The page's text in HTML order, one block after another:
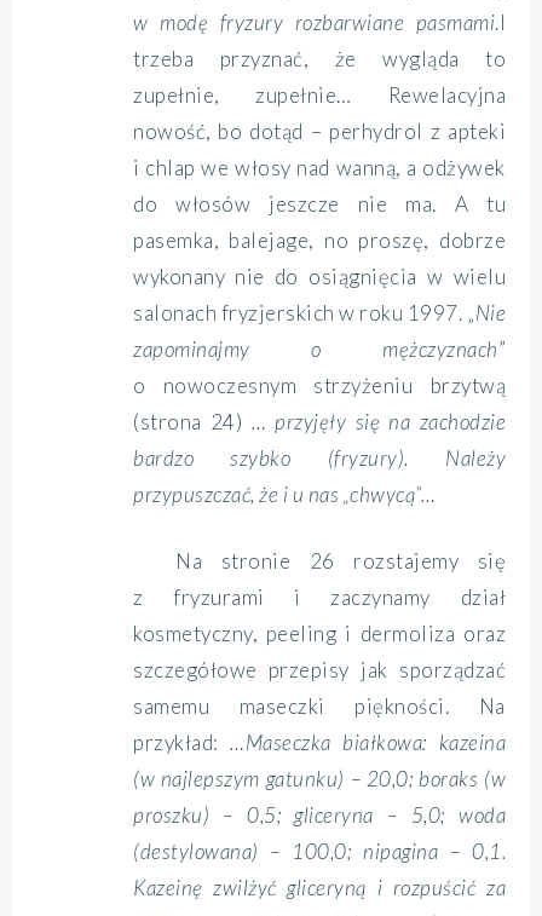
w modę fryzury rozbarwiane pasmami.I
trzeba przyznać, że wygląda to
zupełnie, zupełnie… Rewelacyjna
nowość, bo dotąd – perhydrol z apteki
i chlap we włosy nad wanną, a odżywek
do włosów jeszcze nie ma. A tu
pasemka, balejage, no proszę, dobrze
wykonany nie do osiągnięcia w wielu
salonach fryzjerskich w roku 1997. „Nie
zapominajmy o mężczyznach”
o nowoczesnym strzyżeniu brzytwą
(strona 24) … przyjęły się na zachodzie
bardzo szybko (fryzury). Należy
przypuszczać, że i u nas „chwycą”…
Na stronie 26 rozstajemy się
z fryzurami i zaczynamy dział
kosmetyczny, peeling i dermoliza oraz
szczegółowe przepisy jak sporządzać
samemu maseczki piękności. Na
przykład:…Maseczka białkowa: kazeina
(w najlepszym gatunku) – 20,0; boraks (w
proszku) – 0,5; gliceryna – 5,0; woda
(destylowana) – 100,0; nipagina – 0,1.
Kazeinę zwilżyć gliceryną i rozpuścić za